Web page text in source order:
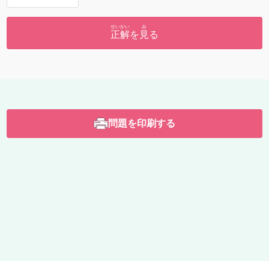
正解
せいかい
を 見
み
る
問題を印刷する